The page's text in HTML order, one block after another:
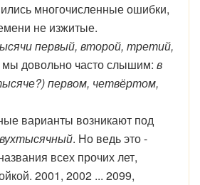
многочисленные ошибки,
не изжитые.
первый, второй, третий,
мы довольно часто слышим: в
первом, четвёртом,
варианты возникают под
. Но ведь это -
всех прочих лет,
2001, 2002 ... 2099,